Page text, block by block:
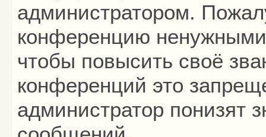
администратором.
конференцию
чтобы повысить своё
конференций это
администратор понизят